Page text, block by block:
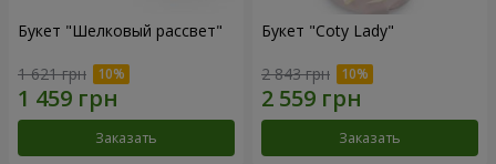
Букет "Шелковый рассвет"
1 621 грн
Заказать
Букет "Coty Lady"
2 843 грн
Заказать